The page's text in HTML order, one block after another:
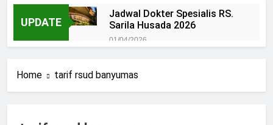
UPDATE
Jadwal Dokter Spesialis RS.
Sarila Husada 2026
01/04/2026
15/07/2025
Pendaftaran Pasien BPJS
Home tarif rsud banyumas